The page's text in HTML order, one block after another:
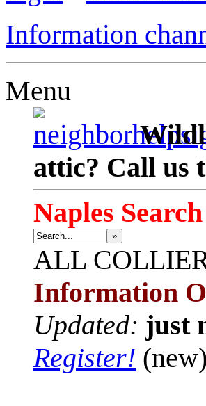
Information
Menu
attic? Call us
Naples
»
ALL
Information
Updated: just
Register! (new)